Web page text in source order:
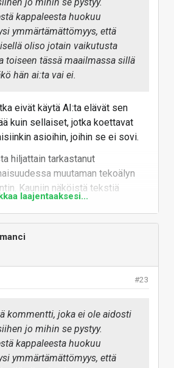
kappaleesta huokuu
ymmärtämättömyys, että
oliso jotain vaikutusta
toiseen tässä maailmassa sillä
hän ai:ta vai ei.
eivät käytä AI:ta elävät sen
kuin sellaiset, jotka koettavat
asioihin, joihin se ei sovi.
hiljattain tarkastanut
muutaman tekoälyn
Kauniin näköistä tekstiä
monelta osin aika lailla puuta
tasolla ja sen virheillä/puutteilla
tuotoksiin, mutta kun se
jonkun ihmisasiantuntijan
(sekä puhutun että
on aika paljon apua, mutta
/puhe pitäisi jälkikäteen
kielessä lähes samaa
laajentaaksesi...
#23
kommentti, joka ei ole aidosti
jo mihin se pystyy.
kappaleesta huokuu
ymmärtämättömyys, että